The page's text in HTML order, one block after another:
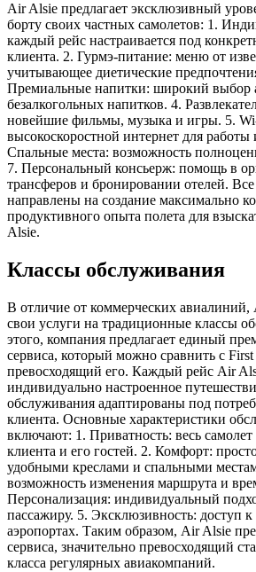
Air Alsie предлагает эксклюзивный
борту своих частных самолетов: 1.
каждый рейс настраивается под
клиента. 2. Гурмэ-питание: меню от
учитывающее диетические
Премиальные напитки: широкий выбор
безалкогольных напитков. 4.
новейшие фильмы, музыка и игры. 5.
высокоскоростной интернет для работы
Спальные места: возможность
7. Персональный консьерж: помощь в
трансферов и бронировании отелей. Все
направлены на создание максимально
продуктивного опыта полета для
Alsie.
Классы обслуживания
В отличие от коммерческих авиалиний,
свои услуги на традиционные классы
этого, компания предлагает единый
сервиса, который можно сравнить с
превосходящий его. Каждый рейс Air
индивидуально настроенное
обслуживания адаптированы под
клиента. Основные характеристики
включают: 1. Приватность: весь
клиента и его гостей. 2. Комфорт:
удобными креслами и спальными
возможность изменения маршрута и
Персонализация: индивидуальный
пассажиру. 5. Эксклюзивность: доступ
аэропортах. Таким образом, Air Alsie
сервиса, значительно превосходящий
класса регулярных авиакомпаний.